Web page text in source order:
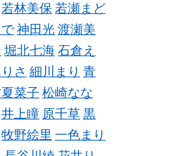
若林美保 若瀬まど
神田光 渡瀬美
堀北七海 石倉え
さ 細川まり 青
菜子 松崎なな
井上瞳 原千草 黒
牧野絵里 一色まり